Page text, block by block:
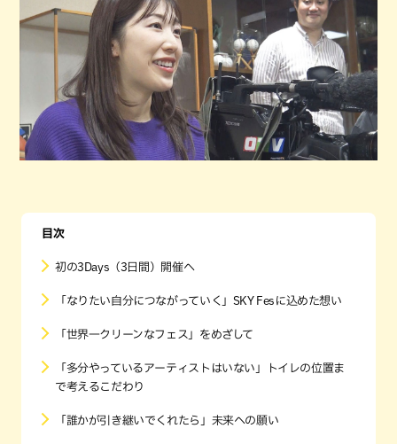
目次
初の3Days（3日間）開催へ
「なりたい自分につながっていく」SKY Fesに込めた想い
「世界一クリーンなフェス」をめざして
「多分やっているアーティストはいない」トイレの位置ま
で考えるこだわり
「誰かが引き継いでくれたら」未来への願い